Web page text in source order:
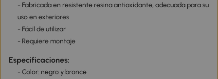
- Fabricada en resistente resina antioxidante, adecuada para su
uso en exteriores
- Fácil de utilizar
- Requiere montaje
Especificaciones:
- Color: negro y bronce